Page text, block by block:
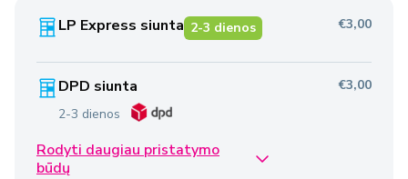
LP Express siunta 2-3 dienos €3,00
DPD siunta
2-3 dienos
€3,00
Omniva siunta
Rodyti daugiau pristatymo
būdų